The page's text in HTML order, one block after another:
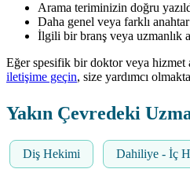
Arama teriminizin doğru
Daha genel veya farklı
İlgili bir branş veya uzmanlık
Eğer spesifik bir doktor veya hizmet
iletişime geçin, size yardımcı
Yakın Çevredeki
Diş Hekimi Dahiliye - İç